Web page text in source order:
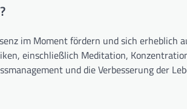
im Moment fördern und sich erheblich
einschließlich Meditation,
und die Verbesserung der